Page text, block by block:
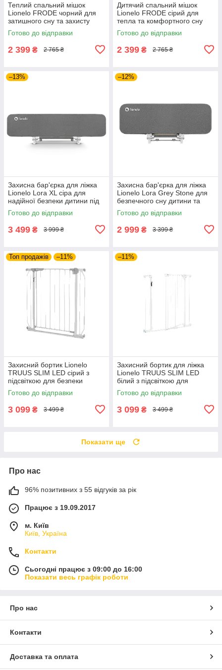
Теплий спальний мішок
Lionelo FRODE чорний для
затишного сну та захисту
дитини від холоду у ліжечку
вночі вдома
Готово до відправки
2 399 ₴ 2 765 ₴
Дитячий спальний мішок
Lionelo FRODE сірий для
тепла та комфортного сну
дитини під час прогулянок у
колясці взимку
Готово до відправки
2 399 ₴ 2 765 ₴
–13%
Захисна бар'єрка для ліжка
Lionelo Lora XL сіра для
надійної безпеки дитини під
час сну без ризику падіння
вночі вдома
Готово до відправки
3 499 ₴ 3 999 ₴
–12%
Захисна бар'єрка для ліжка
Lionelo Lora Grey Stone для
безпечного сну дитини та
захисту від падіння під час
відпочинку
Готово до відправки
2 999 ₴ 3 399 ₴
Топ продажів –11%
Захисний бортик Lionelo
TRUUS SLIM LED сірий з
підсвіткою для безпеки
дитини та контролю вночі у
дитячій кімнаті
Готово до відправки
3 099 ₴ 3 499 ₴
–11%
Захисний бортик для ліжка
Lionelo TRUUS SLIM LED
білий з підсвіткою для
безпечного сну та захисту
дитини вночі вдома
Готово до відправки
3 099 ₴ 3 499 ₴
Показати ще
Про нас
96% позитивних з 55 відгуків за рік
Працює з 19.09.2017
м. Київ
Київ, Україна
Контакти
Сьогодні працює з 09:00 до 16:00
Показати весь графік роботи
Про нас
Контакти
Доставка та оплата